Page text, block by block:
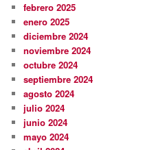
febrero 2025
enero 2025
diciembre 2024
noviembre 2024
octubre 2024
septiembre 2024
agosto 2024
julio 2024
junio 2024
mayo 2024